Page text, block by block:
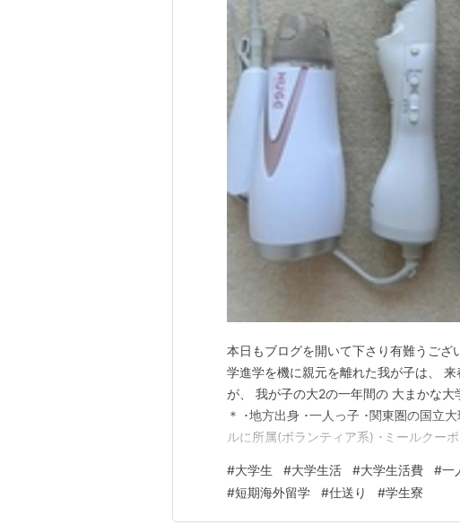
本日もブログを開いて下さり有難うご
学進学を機に親元を離れた我が子は、
が、 我が子の大2の一年間の 大まかな
＊ ･地方出身 ･一人っ子 ･関東圏の国立
ルに所属(ボランティア系) ･ミールクー
期) 535,800 短期海外留学 555,000 仕
#大学生 #大学生活 #大学生活費 #一
#短期海外留学 #仕送り #学生寮